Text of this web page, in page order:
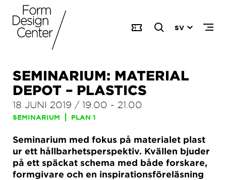
SV
SEMINARIUM: MATERIAL
DEPOT – PLASTICS
18 JUNI 2019 / 19.00 - 21.00
SEMINARIUM PLAN 1
Seminarium med fokus på materialet plast
ur ett hållbarhetsperspektiv. Kvällen bjuder
på ett späckat schema med både forskare,
formgivare och en inspirationsföreläsning